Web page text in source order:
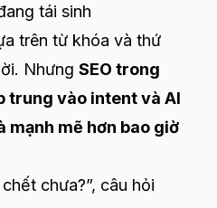
tái sinh
trên từ khóa và thứ
Nhưng SEO trong
trung vào intent và AI
mạnh mẽ hơn bao giờ
chưa?”, câu hỏi